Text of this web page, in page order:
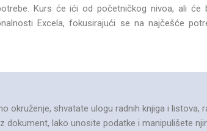
Kurs će ići od početničkog nivoa, ali će
Excela, fokusirajući se na najčešće
okruženje, shvatate ulogu radnih knjiga i listova,
dokument, lako unosite podatke i manipulišete